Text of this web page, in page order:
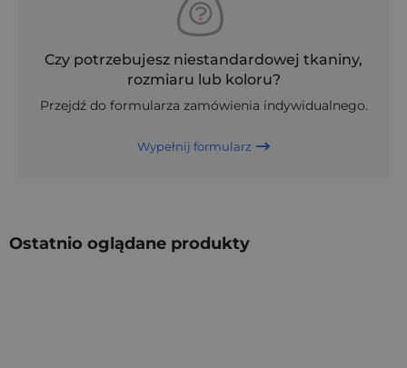
Czy potrzebujesz niestandardowej tkaniny,
rozmiaru lub koloru?
Przejdź do formularza zamówienia indywidualnego.
Wypełnij formularz
Ostatnio oglądane produkty